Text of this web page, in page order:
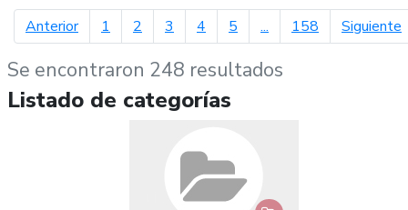
Anteriorpágina anterior
1 2 3 4 5 ... 158 Siguiente
Se encontraron 248 resultados
Listado de categorías